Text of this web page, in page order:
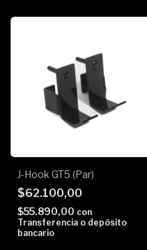
J-Hook GT5 (Par)
$62.100,00
$55.890,00 con
Transferencia o depósito
bancario